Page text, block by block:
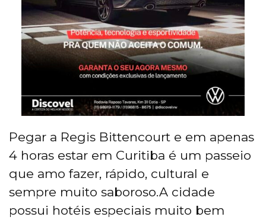
Pegar a Regis Bittencourt e em apenas
4 horas estar em Curitiba é um passeio
que amo fazer, rápido, cultural e
sempre muito saboroso.A cidade
possui hotéis especiais muito bem